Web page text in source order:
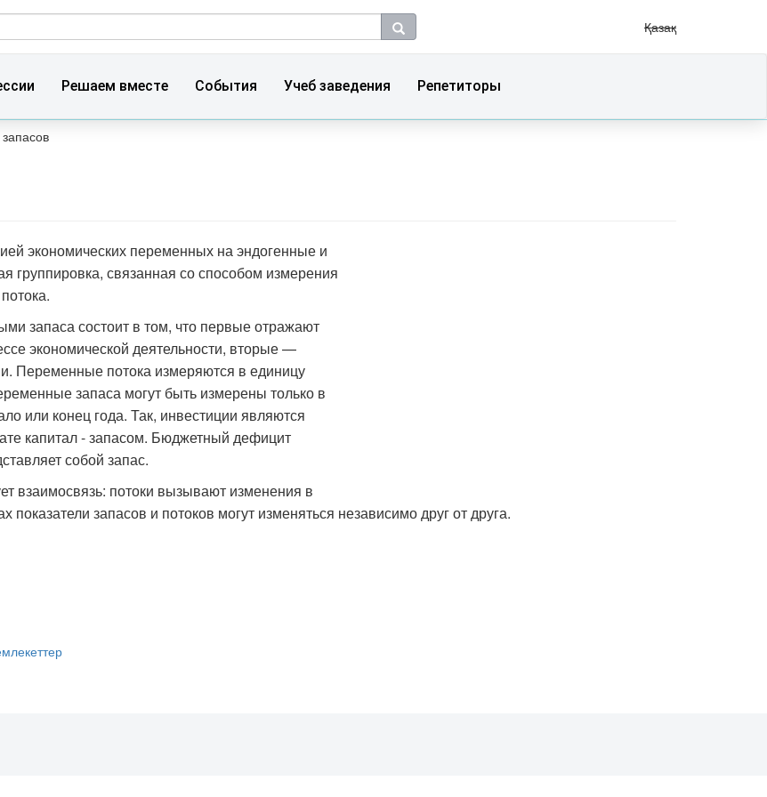
Қазақ
Решаем вместе События Учеб заведения Репетиторы
экономических переменных на эндогенные и
группировка, связанная со способом измерения
запаса состоит в том, что первые отражают
экономической деятельности, вторые —
Переменные потока измеряются в единицу
запаса могут быть измерены только в
или конец года. Так, инвестиции являются
капитал - запасом. Бюджетный дефицит
собой запас.
взаимосвязь: потоки вызывают изменения в
запасов и потоков могут изменяться независимо друг от друга.